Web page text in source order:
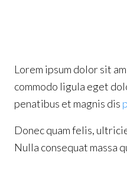
Lorem ipsum dolor sit
commodo ligula eget
penatibus et magnis dis
Donec quam felis,
Nulla consequat massa